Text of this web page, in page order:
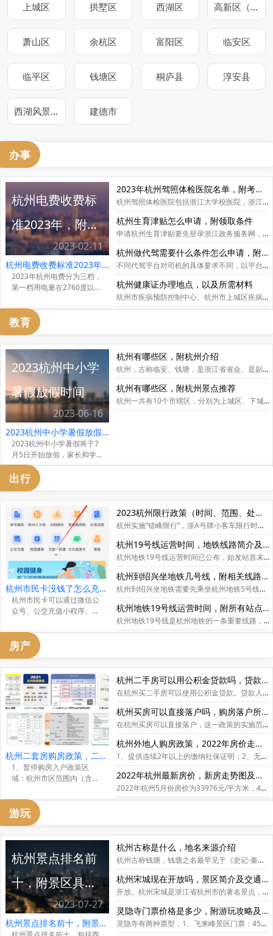
上城区 拱墅区 西湖区 高新区（滨江区）
萧山区 余杭区 富阳区 临安区
临平区 钱塘区 桐庐县 淳安县
西湖风景区 建德市
办事
杭州电费收费标
准2023年，附阶
梯电价的计算方
法
2023-02-11
杭州电费收费标准2023年，附阶梯电价的计算方法
2023年杭州电费分为三档，
第一档用电量在2760度以
元，第二档电量在2761-
4800度之间，每度的价格是
0.588元，第三档电量在
4801度以上，每度的价格是
0.838元。...
2023年杭州驾照体检医院名单，附考驾照最新流程
杭州驾照体检医院包括浙江大学校医院，浙江人民医院，杭州市中医院，杭州市第一人民医院，杭州市第三人民医院，杭州师范大学附属医院等。
杭州生育津贴怎么申请，附领取条件
申请杭州生育津贴要先登录浙江政务服务网，选择所在地区，搜索“生育补助金”，找到“生育补助金核准支付”，按照步骤完成缴纳。
杭州做代驾需要什么条件怎么申请，附滴滴代驾申请流程
不同代驾平台对司机的具体要求不同，以平台的招聘要求为准，但常见有求有驾龄、驾驶技术、健康情况等。可以通过微信小程序等进行报名，滴滴代驾申请流程见正文。
杭州健康证办理地点，以及所需材料
杭州市疾病预防控制中心、杭州市上城区疾病预防控制中心、杭州市下城区疾病预防控制中心，我们可以带着相关的材料去办理健康证。
教育
2023杭州中小学
暑假放假时间
2023-06-16
2023杭州中小学暑假放假时间
2023杭州中小学暑假将于7
月5日开始放假，家长和学
生可以提前规划自己的暑假
生活，同时需注意安全和健
康问题，合理安排时间，让
这个暑假成为充实而难忘的
回忆。...
杭州有哪些区，附杭州介绍
杭州，古称临安、钱塘，是浙江省省会、是副省级市，也是杭州都市圈核心城市，杭州一共有10个市辖区，是上城区、下城区、江干区、拱墅区、西湖区、滨江区、萧山区、余杭区、富阳区和临安区，还辖了两个县和一个县级市，分别是桐庐县、淳安县和建德市。
杭州有哪些区，附杭州景点推荐
杭州一共有10个市辖区，分别为上城区、下城区、江干区、拱墅区、西湖区、滨江区、萧山区、余杭区、富阳区和临安区。除此之外，还辖2县、1县级市，分别是桐庐县、淳安县和建德市。杭州，简称“杭”，古称临安、钱塘，是浙江省省会、副省级市、杭州都市圈核心城市，国务院批复确定的中国浙江省省会和全省经济、文化、科教中心、长江三角洲中心城市之一。
出行
杭州市民卡没钱了怎么充值，充值流程一览
杭州市民卡可以通过微信公
众号、公交充值小程序、市
充值后需要进行拍卡补登。
拍卡补登可以在地铁站内的
自助机或公共自行车亭自助
机进行。...
2023杭州限行政策（时间、范围、处罚标准）
杭州实施“错峰限行”，浙A号牌小客车限行时段为工作日早晚高峰，限行区域包括高架、快速路等；非浙A号牌小客车同样限行，但可通过“非浙A急事通”申请通行。违规受限机动车将被处以不同罚款和扣分，同一车辆在同一时段内违法行驶只处罚一次。
杭州19号线运营时间，地铁线路简介及所有站点
杭州地铁19号线运营时间已公布，始发站首末班车发出时间一般在6:00及23:15，各站点首末班车时间根据距离始发站的长度而有所差异，截至2023年2月，19号线平峰期发车间隔约7分半，高峰期发车间隔约6分钟。
杭州到绍兴坐地铁几号线，附相关线路站点
杭州到绍兴坐地铁需要先乘坐杭州地铁5号线，到达姑娘桥站后上到站厅，再坐绍兴地铁1号线到达目的地。两条线路是叠岛换乘的。
杭州地铁19号线运营时间，附所有站点及线路简介
杭州地铁19号线是杭州地铁的一条重要线路，于2022年9月22日开通。运营时间为早6:00-晚23:15，具体车站首班车、末班车时间不同。全线共设18个站，沿线设置有苕溪、火车西站、创景路、海创园、西溪湿地北、文三路、沈塘桥、西湖文化广场、火车东站、御道、平澜路、耕文路、知行路、萧山国际机场和永盛路等站点。
房产
杭州二套房购房政策，二套房认定+购买条件
1、暂停购房入户政策区
域：杭州市区范围内（含萧
东）；2、限购范围内，第
一套房未结清再申请公积金
贷款的首付款比例不低于
50%。...
杭州二手房可以用公积金贷款吗，贷款流程+贷款条件+贷款
在杭州买二手房可以使用公积金贷款。贷款人的年龄加上贷款年限不能超过65岁，如果是二手房，房龄超过了15年，贷款期限就不能超过15年。
杭州买房可以直接落户吗，购房落户所需材料及购房金额
在杭州买房可以直接落户，这一政策的实施范围是杭州十区，每个区的购房入户时间各不相同，购房单套成交价格也不同，比如上城区的单套成交价大约为100万元以上，而经济开发区的单套总价为60万元。
杭州外地人购房政策，2022年房价走势+买房注意事项
1、提供连续2年以上的缴纳社保证明；2、无房无贷款可按照首套执行；3、在限购范围内不允许拥有一套及以上住房的非本地户籍购买住房；4、有10个限购区域，选购时请注意。
2022年杭州最新房价，新房走势图及二手房走势图
2022年杭州5月份房价为33976元/平方米，4月份房价为34163元/平方米，本月与上个月相比房价降低了0.55%。杭州房价从去年10月份就开始上涨，于今年5月份才下跌一点。
游玩
杭州景点排名前
十，附景区具体
信息与杭州市简
介
2023-07-27
杭州景点排名前十，附景区具体信息与杭州市简介
杭州古称是什么，地名来源介绍
杭州古称钱塘，钱塘之名最早见于《史记-秦始皇本记》，后来在唐代改为钱塘。钱塘的名称起源于防海水的造塘工程，募集土石的人将土石弃置，但塘仍然完成，于是改名为钱塘。
杭州宋城现在开放吗，景区简介及交通攻略
开放。杭州宋城是浙江省杭州市的著名景点，以还原宋代都市风貌为主题，现已开放，在这里除了能观赏大型歌舞《宋城千古情》外，游客还能参与各种宋朝生活体验。交通方面，可乘坐地铁6号线至枫桦西路站，或搭乘公交前往。
灵隐寺门票价格是多少，附游玩攻略及2023杭州免费游景区活动详情
灵隐寺有两种票型，1、飞来峰景区门票：45元；2、灵隐寺香火券：30元。需要注意的是灵隐寺是现场买票的，而且没有学生票。